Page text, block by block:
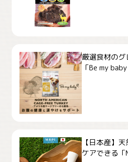
厳選食材の
「Be my
【日本産】
ケアできる「